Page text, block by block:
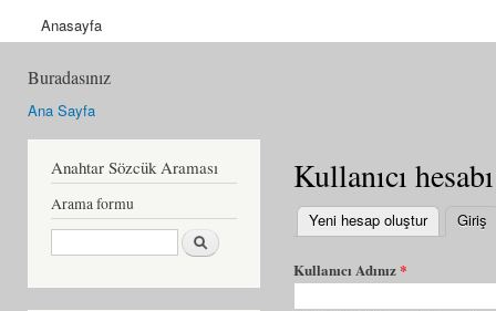
Anasayfa
Buradasınız
Ana Sayfa
Anahtar Sözcük Araması
Arama formu
Ara
Kullanıcı hesabı
Yeni hesap oluştur Giriş
Kullanıcı Adınız*